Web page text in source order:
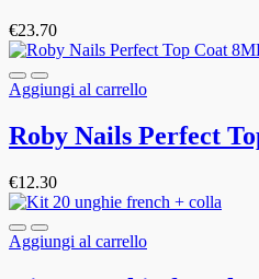
€23.70
Aggiungi al carrello
Roby Nails Perfect
€12.30
Aggiungi al carrello